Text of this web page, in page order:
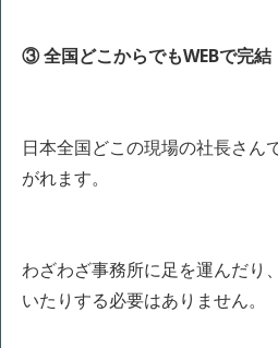
③ 全国どこからでもWEBで完結
日本全国どこの現場の社長さん
がれます。
わざわざ事務所に足を運んだり
いたりする必要はありません。